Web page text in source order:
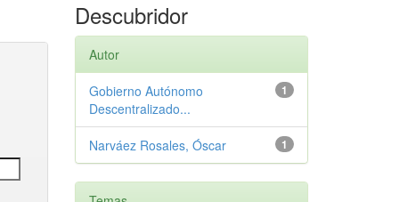
Descubridor
Autor
1
Gobierno Autónomo
Descentralizado...
1
Narváez Rosales, Óscar